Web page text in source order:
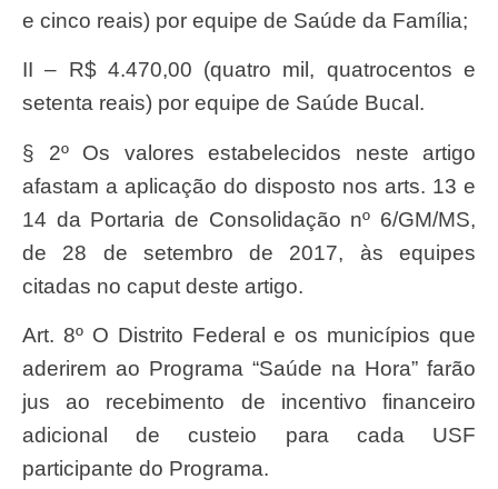
e cinco reais) por equipe de Saúde da Família;
II – R$ 4.470,00 (quatro mil, quatrocentos e
setenta reais) por equipe de Saúde Bucal.
§ 2º Os valores estabelecidos neste artigo
afastam a aplicação do disposto nos arts. 13 e
14 da Portaria de Consolidação nº 6/GM/MS,
de 28 de setembro de 2017, às equipes
citadas no caput deste artigo.
Art. 8º O Distrito Federal e os municípios que
aderirem ao Programa “Saúde na Hora” farão
jus ao recebimento de incentivo financeiro
adicional de custeio para cada USF
participante do Programa.